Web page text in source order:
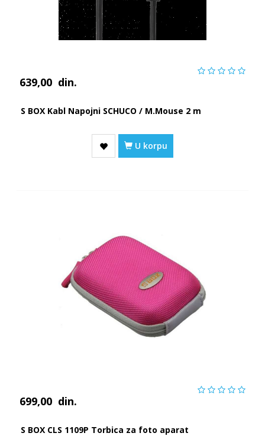
639,00 din.
S BOX Kabl Napojni SCHUCO / M.Mouse 2 m
U korpu
699,00 din.
S BOX CLS 1109P Torbica za foto aparat